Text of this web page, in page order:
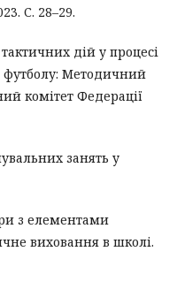
С. 28–29.
дій у процесі
футболу: Методичний
комітет Федерації
занять у
з елементами
виховання в школі.